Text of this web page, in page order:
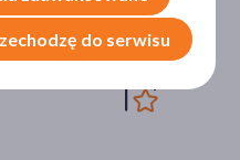
do serwisu